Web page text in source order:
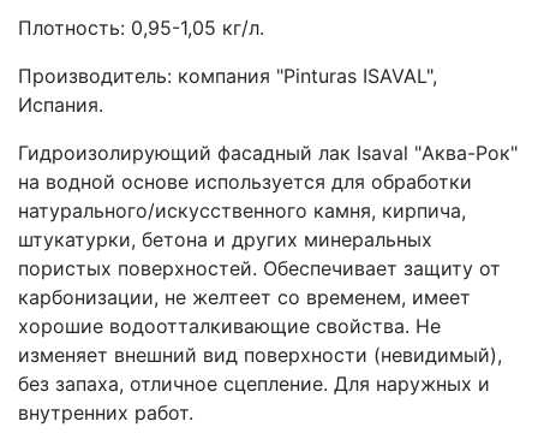
Плотность: 0,95-1,05 кг/л.
Производитель: компания "Pinturas ISAVAL",
Испания.
Гидроизолирующий фасадный лак Isaval "Аква-Рок"
на водной основе используется для обработки
натурального/искусственного камня, кирпича,
штукатурки, бетона и других минеральных
пористых поверхностей. Обеспечивает защиту от
карбонизации, не желтеет со временем, имеет
хорошие водоотталкивающие свойства. Не
изменяет внешний вид поверхности (невидимый),
без запаха, отличное сцепление. Для наружных и
внутренних работ.